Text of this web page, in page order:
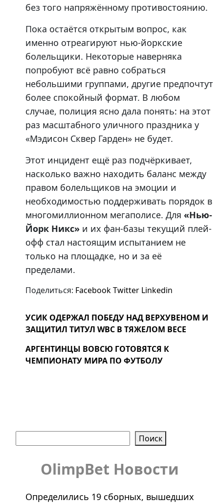
без того напряжённому противостоянию.
Пока остаётся открытым вопрос, как
именно отреагируют нью-йоркские
болельщики. Некоторые наверняка
попробуют всё равно собраться
небольшими группами, другие предпочтут
более спокойный формат. В любом
случае, полиция ясно дала понять: на этот
раз масштабного уличного праздника у
«Мэдисон Сквер Гарден» не будет.
Этот инцидент ещё раз подчёркивает,
насколько важно находить баланс между
правом болельщиков на эмоции и
необходимостью поддерживать порядок в
многомиллионном мегаполисе. Для «Нью-
Йорк Никс» и их фан-базы текущий плей-
офф стал настоящим испытанием не
только на площадке, но и за её
пределами.
Поделиться: FacebookTwitter Linkedin
УСИК ОДЕРЖАЛ ПОБЕДУ НАД ВЕРХУВЕНОМ И
ЗАЩИТИЛ ТИТУЛ WBC В ТЯЖЕЛОМ ВЕСЕ
АРГЕНТИНЦЫ ВОВСЮ ГОТОВЯТСЯ К
ЧЕМПИОНАТУ МИРА ПО ФУТБОЛУ
Поиск
OlimpBet Новости
Определились 19 сборных, вышедших